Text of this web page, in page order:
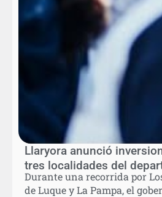
Llaryora anunció
tres localidades del
Durante una recorrida por
de Luque y La Pampa, el